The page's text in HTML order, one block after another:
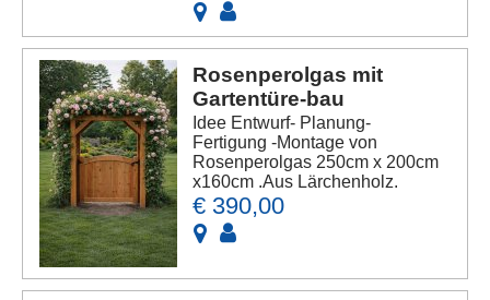
Rosenperolgas mit
Gartentüre-bau
Idee Entwurf- Planung-
Fertigung -Montage von
Rosenperolgas 250cm x 200cm
x160cm .Aus Lärchenholz.
€ 390,00